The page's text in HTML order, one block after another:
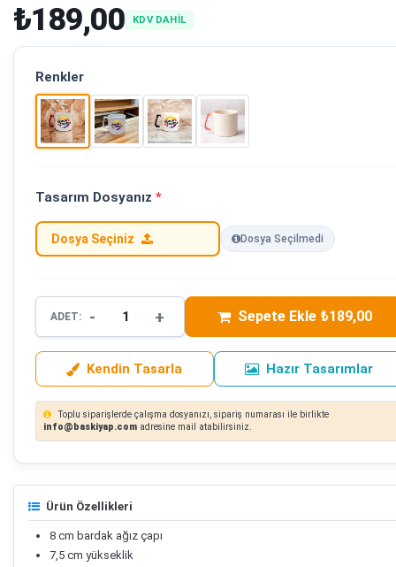
₺189,00 KDV DAHİL
Renkler
Tasarım Dosyanız *
Dosya Seçiniz Dosya Seçilmedi
ADET: - + Sepete Ekle ₺189,00
Kendin Tasarla Hazır Tasarımlar
Toplu siparişlerde çalışma dosyanızı, sipariş numarası ile birlikte
info@baskiyap.com adresine mail atabilirsiniz.
Ürün Özellikleri
8 cm bardak ağız çapı
7,5 cm yükseklik